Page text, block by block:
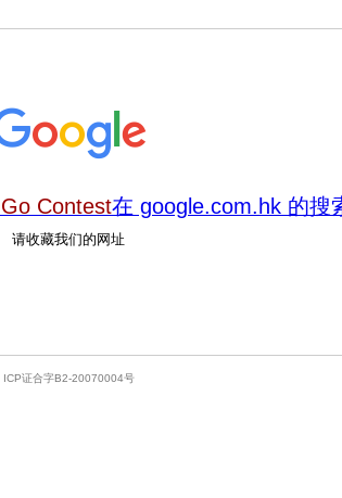
Contest在 google.com.hk 的搜
请收藏我们的网址
ICP证合字B2-20070004号